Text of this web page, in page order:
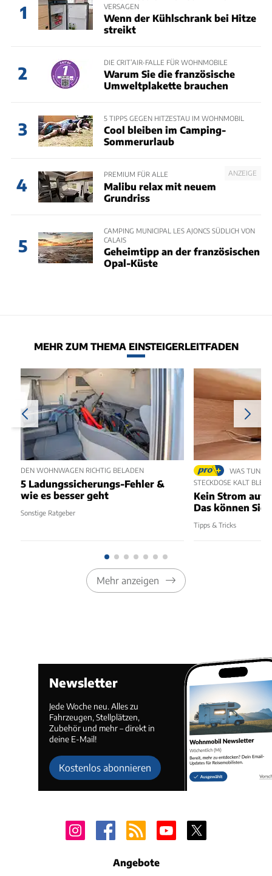
1
VERSAGEN
Wenn der Kühlschrank bei Hitze
streikt
2
DIE CRIT’AIR-FALLE FÜR WOHNMOBILE
Warum Sie die französische
Umweltplakette brauchen
3
5 TIPPS GEGEN HITZESTAU IM WOHNMOBIL
Cool bleiben im Camping-
Sommerurlaub
4
ANZEIGE
PREMIUM FÜR ALLE
Malibu relax mit neuem
Grundriss
5
CAMPING MUNICIPAL LES AJONCS SÜDLICH VON
CALAIS
Geheimtipp an der französischen
Opal-Küste
MEHR ZUM THEMA EINSTEIGERLEITFADEN
DEN WOHNWAGEN RICHTIG BELADEN
5 Ladungssicherungs-Fehler &
wie es besser geht
Sonstige Ratgeber
WAS TUN,
STECKDOSE KALT
Kein Strom auf
Das können Sie
Tipps & Tricks
Mehr anzeigen
Newsletter
Jede Woche neu. Alles zu
Fahrzeugen, Stellplätzen,
Zubehör und mehr – direkt in
deine E-Mail!
Kostenlos abonnieren
Angebote